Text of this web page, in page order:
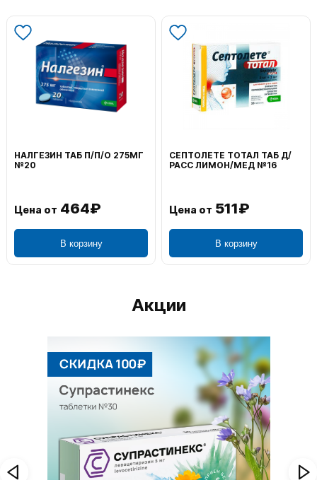
НАЛГЕЗИН ТАБ П/П/О 275МГ
№20
Цена от 464₽
В корзину
СЕПТОЛЕТЕ ТОТАЛ ТАБ Д/
РАСС ЛИМОН/МЕД №16
Цена от 511₽
В корзину
Акции